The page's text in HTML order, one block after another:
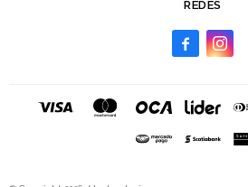
REDES
 